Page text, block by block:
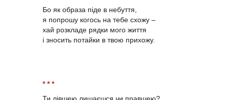
Бо як образа піде в небуття,
я попрошу когось на тебе схожу –
хай розкладе рядки мого життя
і зносить потайки в твою прихожу.
* * *
Ти лівшею лишаєшся чи правшею?